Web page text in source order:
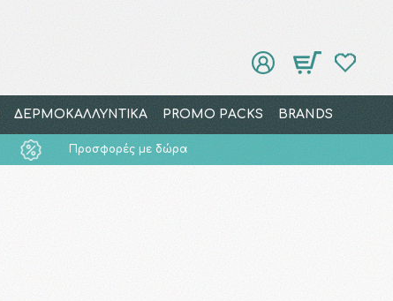
ΔΕΡΜΟΚΑΛΛΥΝΤΙΚΑ PROMO PACKS BRANDS
Προσφορές με δώρα